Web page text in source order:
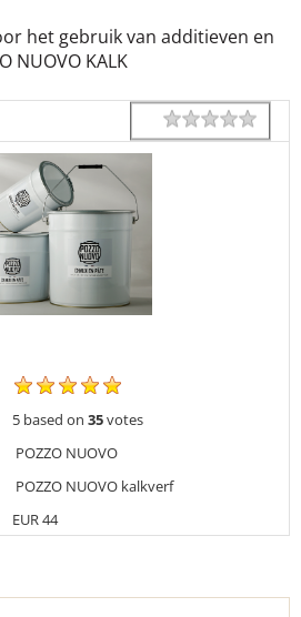
het gebruik van additieven en
NUOVO KALK
Rating 1 star
2
3
4
5
5based on 35votes
POZZO NUOVO
POZZO NUOVO kalkverf
EUR 44